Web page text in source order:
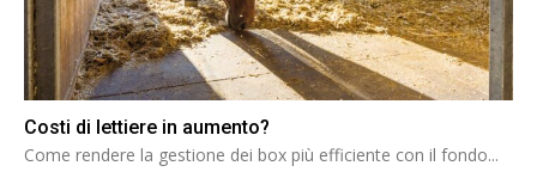
Costi di lettiere in aumento?
Come rendere la gestione dei box più efficiente con il fondo...